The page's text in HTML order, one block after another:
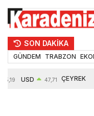
SON DAKİKA
GÜNDEM TRABZON
USD 47,71 ÇEYREK